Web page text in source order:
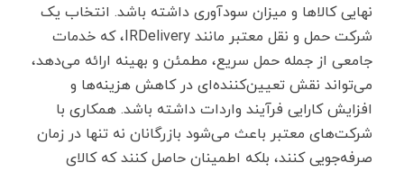
نهایی کالاها و میزان سودآوری داشته باشد. انتخاب یک
شرکت حمل و نقل معتبر مانند IRDelivery، که خدمات
جامعی از جمله حمل سریع، مطمئن و بهینه ارائه می‌دهد،
می‌تواند نقش تعیین‌کننده‌ای در کاهش هزینه‌ها و
افزایش کارایی فرآیند واردات داشته باشد. همکاری با
شرکت‌های معتبر باعث می‌شود بازرگانان نه تنها در زمان
صرفه‌جویی کنند، بلکه اطمینان حاصل کنند که کالای